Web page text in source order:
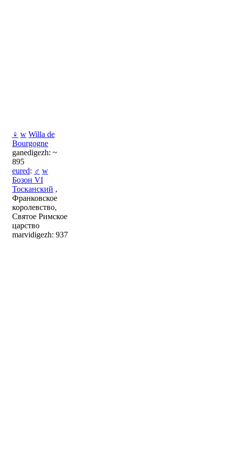
♀ w Willa de
Bourgogne
ganedigezh: ~
895
eured: ♂ w
Бозон VI
Тосканский ,
Франковское
королевство,
Святое Римское
царство
marvidigezh: 937